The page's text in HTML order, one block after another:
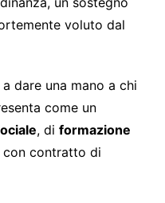
voluto dal
dare una mano a chi
come un
, di formazione
con contratto di